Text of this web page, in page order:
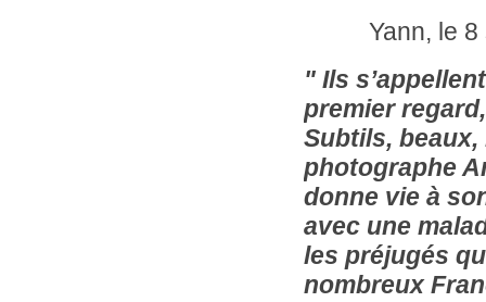
Yann, le 8
" Ils
premier
Subtils,
photographe
donne vie à
avec une
les préjugés
nombreux